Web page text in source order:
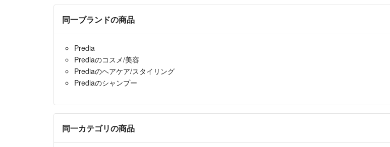
同一ブランドの商品
Predia
Prediaのコスメ/美容
Prediaのヘアケア/スタイリング
Prediaのシャンプー
同一カテゴリの商品